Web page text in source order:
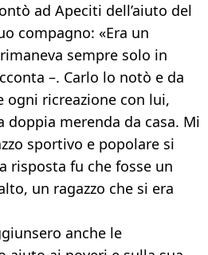
ad Apeciti dell’aiuto del
compagno: «Era un
sempre solo in
–. Carlo lo notò e da
ogni ricreazione con lui,
doppia merenda da casa. Mi
sportivo e popolare si
risposta fu che fosse un
un ragazzo che si era
anche le